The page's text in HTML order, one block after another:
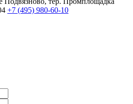
+7 (495) 980-60-10